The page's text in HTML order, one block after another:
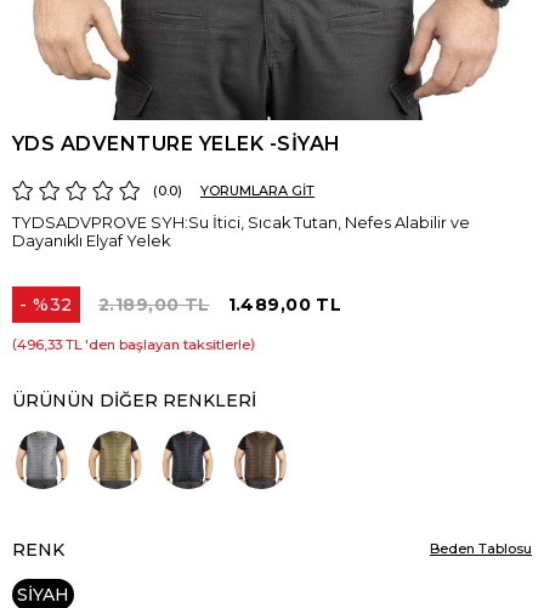
YDS ADVENTURE YELEK -SİYAH
0.0 YORUMLARA GİT
TYDSADVPROVE SYH:Su İtici, Sıcak Tutan, Nefes Alabilir ve
Dayanıklı Elyaf Yelek
%32
İndirim
2.189,00 TL 1.489,00 TL
496,33 TL 'den başlayan taksitlerle
ÜRÜNÜN DIĞER RENKLERI
RENK
SİYAH
Beden Tablosu